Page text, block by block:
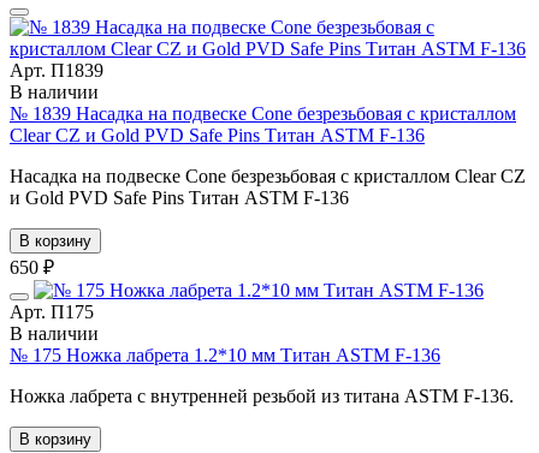
Арт. П1839
В наличии
№ 1839 Насадка на подвеске Cone безрезьбовая с кристаллом
Clear CZ и Gold PVD Safe Pins Титан ASTM F-136
Насадка на подвеске Cone безрезьбовая с кристаллом Clear CZ
и Gold PVD Safe Pins Титан ASTM F-136
В корзину
650 ₽
Арт. П175
В наличии
№ 175 Ножка лабрета 1.2*10 мм Титан ASTM F-136
Ножка лабрета с внутренней резьбой из титана ASTM F-136.
В корзину